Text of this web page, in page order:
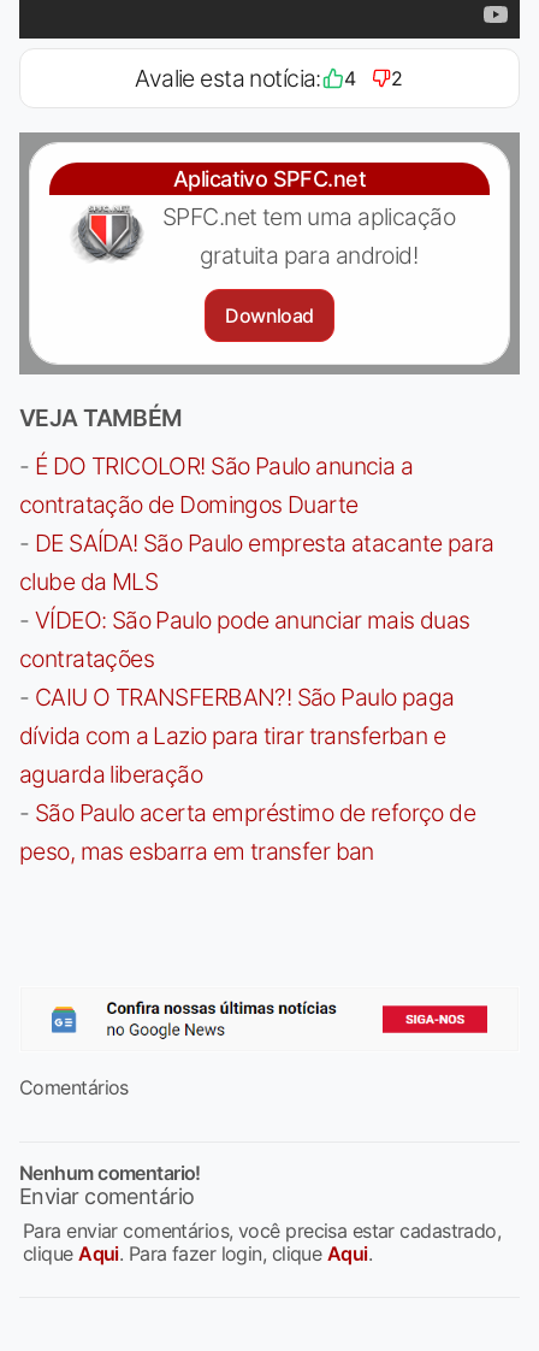
Avalie esta notícia: 4 2
Aplicativo SPFC.net
SPFC.net tem uma aplicação
gratuita para android!
Download
VEJA TAMBÉM
- É DO TRICOLOR! São Paulo anuncia a
contratação de Domingos Duarte
- DE SAÍDA! São Paulo empresta atacante para
clube da MLS
- VÍDEO: São Paulo pode anunciar mais duas
contratações
- CAIU O TRANSFERBAN?! São Paulo paga
dívida com a Lazio para tirar transferban e
aguarda liberação
- São Paulo acerta empréstimo de reforço de
peso, mas esbarra em transfer ban
Comentários
Nenhum comentario!
Enviar comentário
Para enviar comentários, você precisa estar cadastrado,
cliqueAqui. Para fazer login, clique Aqui.